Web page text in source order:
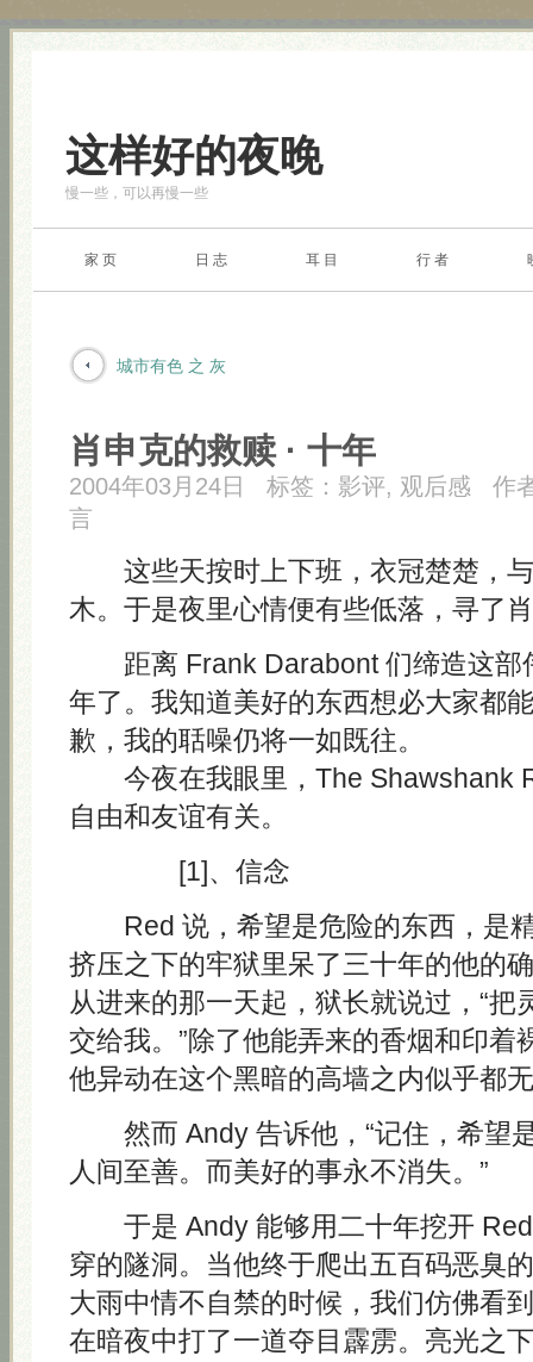
这样好的夜晚
慢一些，可以再慢一些
家 页 日 志 耳 目 行 者
城市有色 之 灰
肖申克的救赎 · 十年
2004年03月24日 标签： 影评, 观后感
作
言
这些天按时上下班，衣冠楚楚，与
木。于是夜里心情便有些低落，寻了
距离 Frank Darabont 们缔造这部
年了。我知道美好的东西想必大家都
歉，我的聒噪仍将一如既往。
今夜在我眼里，The Shawshank
自由和友谊有关。
[1]、信念
Red 说，希望是危险的东西，是
挤压之下的牢狱里呆了三十年的他的
从进来的那一天起，狱长就说过，“把
交给我。”除了他能弄来的香烟和印着
他异动在这个黑暗的高墙之内似乎都
然而 Andy 告诉他，“记住，希望
人间至善。而美好的事永不消失。”
于是 Andy 能够用二十年挖开 Red
穿的隧洞。当他终于爬出五百码恶臭
大雨中情不自禁的时候，我们仿佛看
在暗夜中打了一道夺目霹雳。亮光之